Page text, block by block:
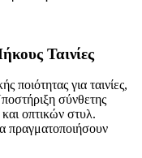
Ταινίες
ποιότητας για ταινίες,
σύνθετης
οπτικών στυλ.
πραγματοποιήσουν